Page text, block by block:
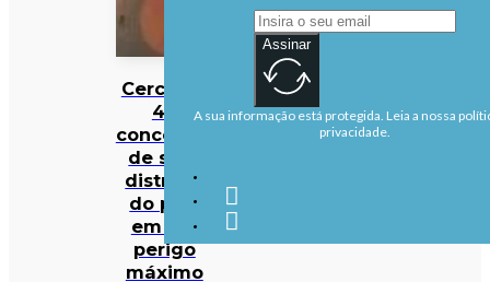
Cerca de
40
concelhos
de sete
distritos
do país
em em
perigo
máximo
Assinar
A sua informação está protegida. Leia a nossa
privacidade.